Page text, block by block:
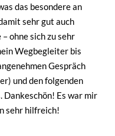
das besondere an
sehr gut auch
ohne sich zu sehr
Wegbegleiter bis
Gespräch
und den folgenden
Es war mir
sehr hilfreich!